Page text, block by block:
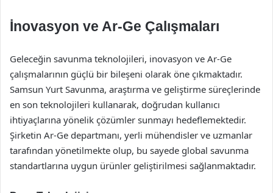
İnovasyon ve Ar-Ge Çalışmaları
Geleceğin savunma teknolojileri, inovasyon ve Ar-Ge
çalışmalarının güçlü bir bileşeni olarak öne çıkmaktadır.
Samsun Yurt Savunma, araştırma ve geliştirme süreçlerinde
en son teknolojileri kullanarak, doğrudan kullanıcı
ihtiyaçlarına yönelik çözümler sunmayı hedeflemektedir.
Şirketin Ar-Ge departmanı, yerli mühendisler ve uzmanlar
tarafından yönetilmekte olup, bu sayede global savunma
standartlarına uygun ürünler geliştirilmesi sağlanmaktadır.